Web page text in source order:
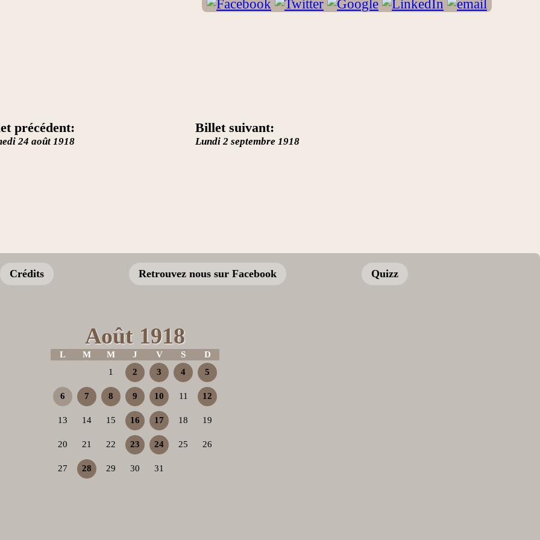
précédent:
24 août 1918
Billet suivant:
Lundi 2 septembre 1918
Crédits Retrouvez nous sur Facebook Quizz
Août 1918
L M M J V S
D
1
2 3 4 5
6 7 8 9 10 11 12
13 14 15 16 17 18 19
20 21 22 23 24 25 26
27 28 29 30 31